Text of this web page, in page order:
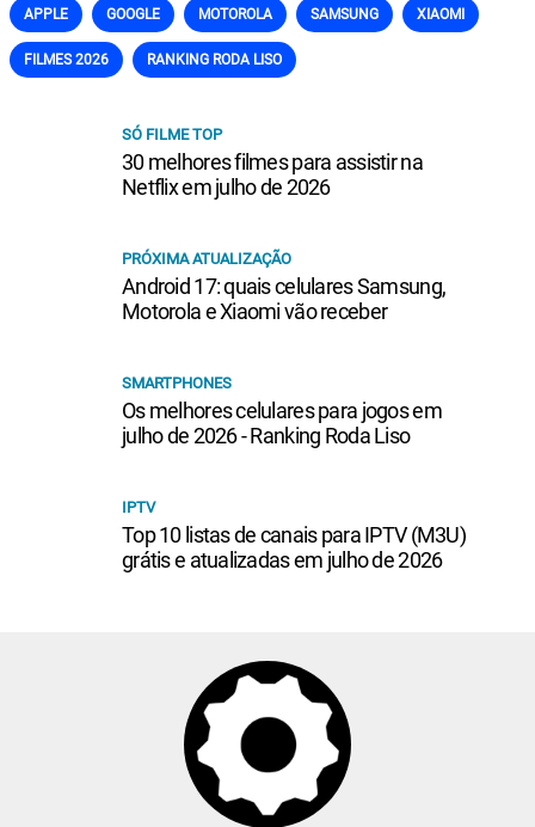
APPLE GOOGLE MOTOROLA SAMSUNG XIAOMI
FILMES 2026 RANKING RODA LISO
SÓ FILME TOP
30 melhores filmes para assistir na
Netflix em julho de 2026
PRÓXIMA ATUALIZAÇÃO
Android 17: quais celulares Samsung,
Motorola e Xiaomi vão receber
SMARTPHONES
Os melhores celulares para jogos em
julho de 2026 - Ranking Roda Liso
IPTV
Top 10 listas de canais para IPTV (M3U)
grátis e atualizadas em julho de 2026